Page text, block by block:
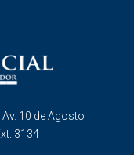
10 de Agosto
3134